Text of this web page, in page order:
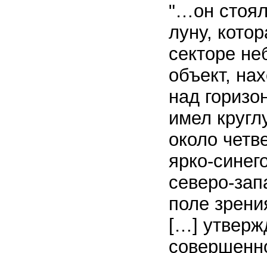
"…он
луну,
секторе
объект,
над
имел
около
ярко-
северо-
поле
[…]